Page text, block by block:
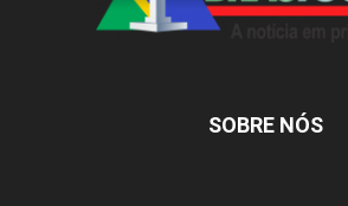
SOBRE NÓS